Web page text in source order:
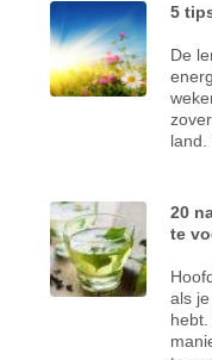
5
De
land.
20
te
als